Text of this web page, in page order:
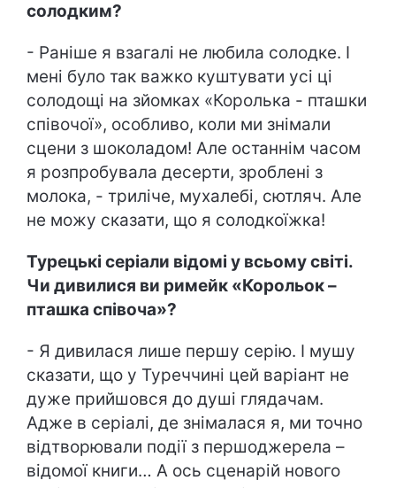
солодким?
- Раніше я взагалі не любила солодке. І
мені було так важко куштувати усі ці
солодощі на зйомках «Королька - пташки
співочої», особливо, коли ми знімали
сцени з шоколадом! Але останнім часом
я розпробувала десерти, зроблені з
молока, - триліче, мухалебі, сютляч. Але
не можу сказати, що я солодкоїжка!
Турецькі серіали відомі у всьому світі.
Чи дивилися ви римейк «Корольок –
пташка співоча»?
- Я дивилася лише першу серію. І мушу
сказати, що у Туреччині цей варіант не
дуже прийшовся до душі глядачам.
Адже в серіалі, де знімалася я, ми точно
відтворювали події з першоджерела –
відомої книги… А ось сценарій нового